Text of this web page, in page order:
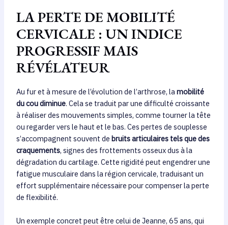
LA PERTE DE MOBILITÉ
CERVICALE : UN INDICE
PROGRESSIF MAIS
RÉVÉLATEUR
Au fur et à mesure de l’évolution de l’arthrose, la mobilité
du cou diminue. Cela se traduit par une difficulté croissante
à réaliser des mouvements simples, comme tourner la tête
ou regarder vers le haut et le bas. Ces pertes de souplesse
s’accompagnent souvent de bruits articulaires tels que des
craquements, signes des frottements osseux dus à la
dégradation du cartilage. Cette rigidité peut engendrer une
fatigue musculaire dans la région cervicale, traduisant un
effort supplémentaire nécessaire pour compenser la perte
de flexibilité.
Un exemple concret peut être celui de Jeanne, 65 ans, qui